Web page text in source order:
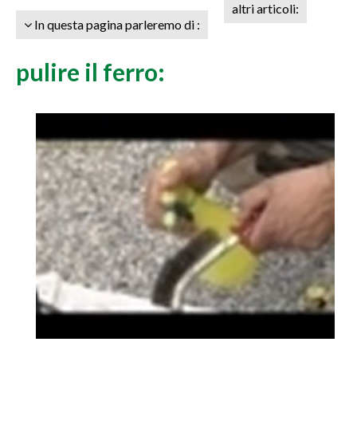
In questa pagina parleremo di :
altri articoli:
pulire il ferro: